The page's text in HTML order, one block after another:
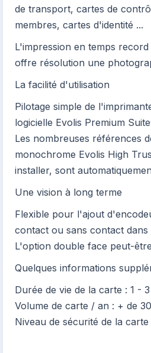
de transport, cartes de
membres, cartes d'identité ...
L'impression en temps
offre résolution une
La facilité d'utilisation
Pilotage simple de
logicielle Evolis Premium
Les nombreuses références
monochrome Evolis High
installer, sont
Une vision à long terme
Flexible pour l'ajout
contact ou sans contact dans
L'option double face peut-
Quelques informations
Durée de vie de la carte : 1 -
Volume de carte / an : + de
Niveau de sécurité de la carte